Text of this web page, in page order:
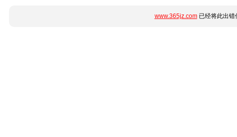
www.365jz.com已经将此出错